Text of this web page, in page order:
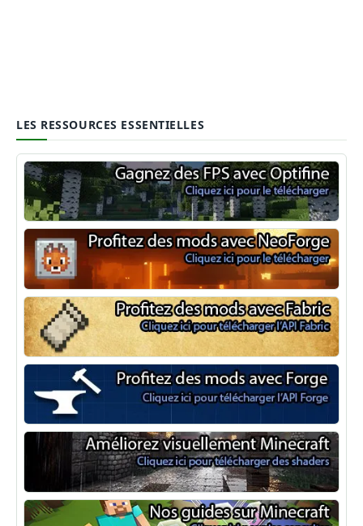
LES RESSOURCES ESSENTIELLES
Optifine
NeoForge
Minecraft Fabric
Minecraft Forge
Shaders Minecraft